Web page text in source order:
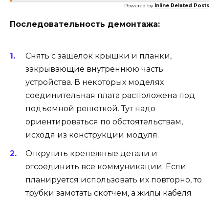
Powered by Inline Related Posts
Последовательность демонтажа:
Снять с защелок крышки и планки,
закрывающие внутреннюю часть
устройства. В некоторых моделях
соединительная плата расположена под
подъемной решеткой. Тут надо
ориентироваться по обстоятельствам,
исходя из конструкции модуля.
Открутить крепежные детали и
отсоединить все коммуникации. Если
планируется использовать их повторно, то
трубки замотать скотчем, а жилы кабеля